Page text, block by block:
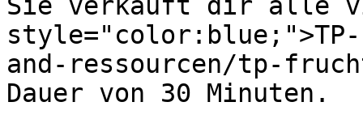
and-ressourcen/tp-
Dauer von 30 Minuten.